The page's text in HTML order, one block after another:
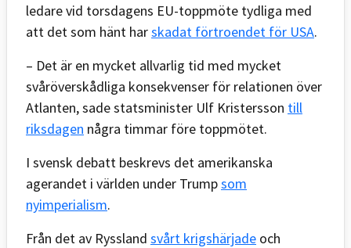
ledare vid torsdagens EU-toppmöte tydliga med
att det som hänt harskadat förtroendet för USA.
– Det är en mycket allvarlig tid med mycket
svåröverskådliga konsekvenser för relationen över
Atlanten, sade statsminister Ulf Kristersson till
riksdagen några timmar före toppmötet.
I svensk debatt beskrevs det amerikanska
agerandet i världen under Trumpsom
nyimperialism.
Från det av Ryssland svårt krigshärjade och